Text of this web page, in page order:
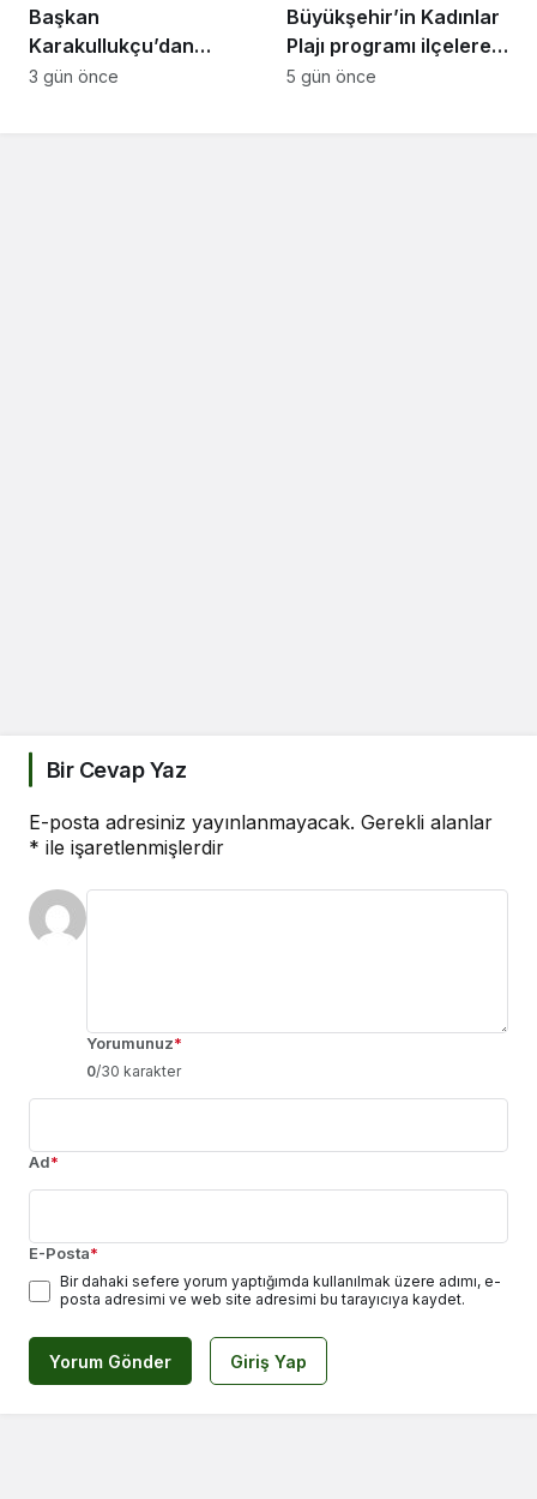
Başkan
Karakullukçu’dan
Sakarya Muşlular
3 gün önce
Büyükşehir’in Kadınlar
Plajı programı ilçelere
açılıyor
5 gün önce
Bir Cevap Yaz
E-posta adresiniz yayınlanmayacak. Gerekli alanlar
* ile işaretlenmişlerdir
Yorumunuz*
0/30 karakter
Ad*
E-Posta*
Bir dahaki sefere yorum yaptığımda kullanılmak üzere adımı, e-
posta adresimi ve web site adresimi bu tarayıcıya kaydet.
Yorum Gönder Giriş Yap